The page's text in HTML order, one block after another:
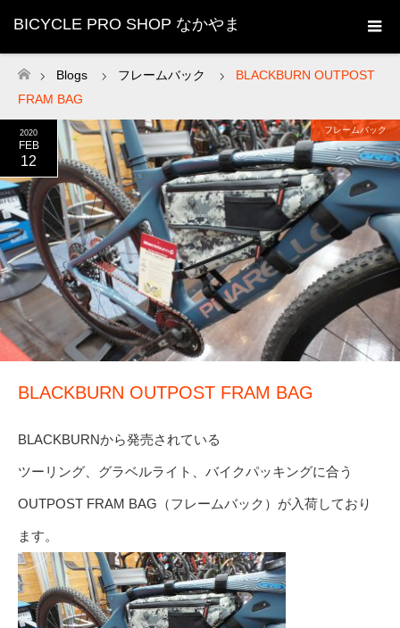
BICYCLE PRO SHOP なかやま
ホーム
Blogs フレームバック
BLACKBURN OUTPOST
FRAM BAG
2020
FEB
12
フレームバック
BLACKBURN OUTPOST FRAM BAG
BLACKBURNから発売されている
ツーリング、グラベルライト、バイクパッキングに合う
OUTPOST FRAM BAG（フレームバック）が入荷しており
ます。